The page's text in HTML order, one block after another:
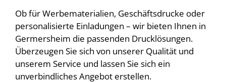
Ob für Werbematerialien, Geschäftsdrucke oder
personalisierte Einladungen – wir bieten Ihnen in
Germersheim die passenden Drucklösungen.
Überzeugen Sie sich von unserer Qualität und
unserem Service und lassen Sie sich ein
unverbindliches Angebot erstellen.